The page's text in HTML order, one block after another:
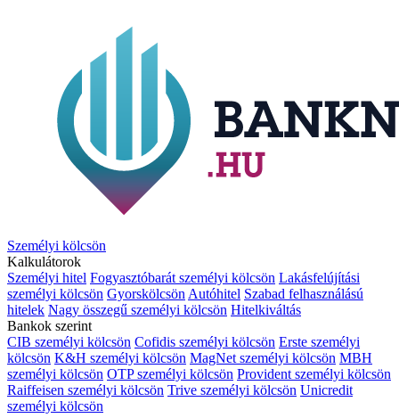
Személyi kölcsön
Kalkulátorok
Személyi hitel Fogyasztóbarát személyi kölcsön Lakásfelújítási
személyi kölcsön Gyorskölcsön Autóhitel Szabad felhasználású
hitelek Nagy összegű személyi kölcsön Hitelkiváltás
Bankok szerint
CIB személyi kölcsön Cofidis személyi kölcsön Erste személyi
kölcsön K&H személyi kölcsön MagNet személyi kölcsön MBH
személyi kölcsön OTP személyi kölcsön Provident személyi kölcsön
Raiffeisen személyi kölcsön Trive személyi kölcsön Unicredit
személyi kölcsön